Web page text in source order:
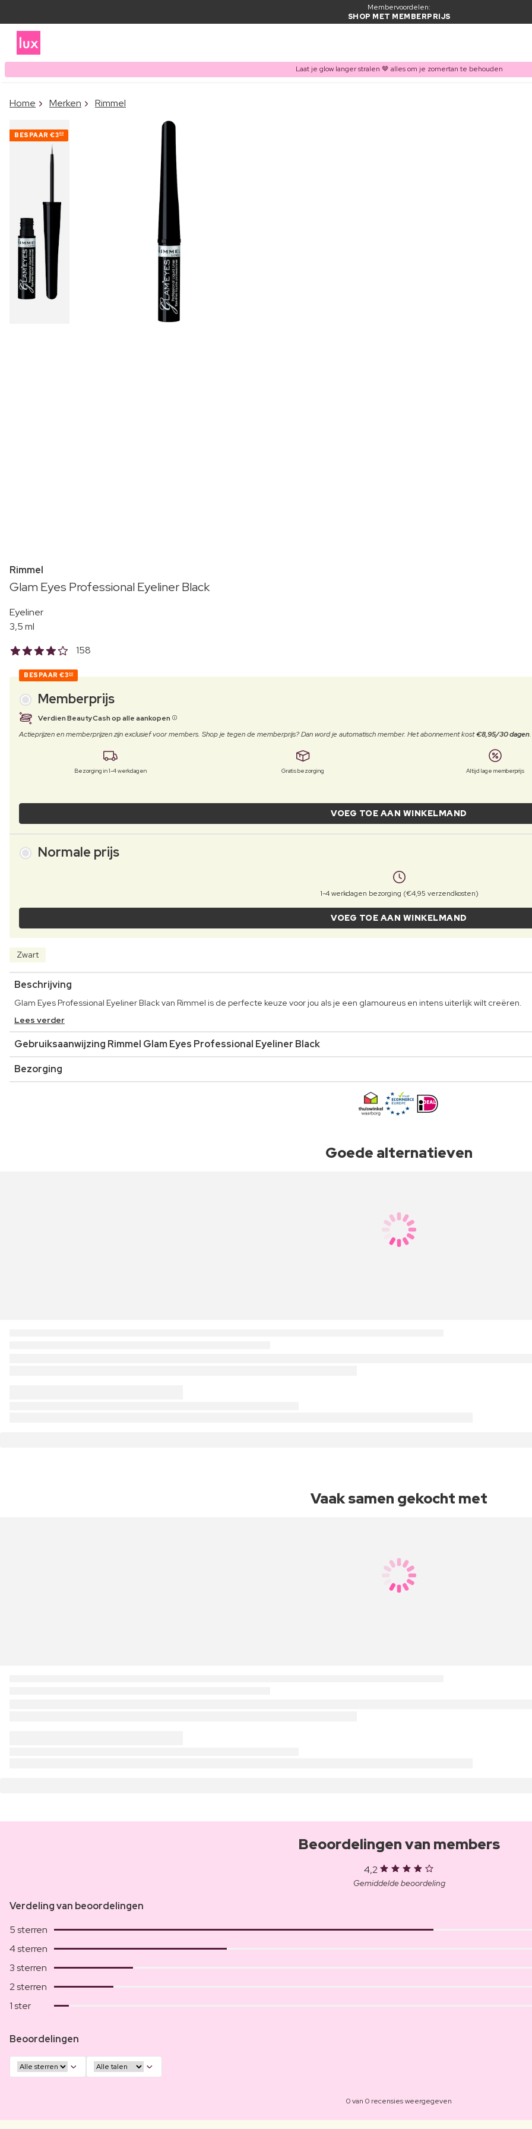
Membervoordelen:
SHOP MET MEMBERPRIJS
Laat je glow langer stralen 🤎 alles om je zomertan te behouden
Home Merken Rimmel
BESPAAR €300
Rimmel
Glam Eyes Professional Eyeliner Black
Eyeliner
3,5 ml
158
BESPAAR €300
Memberprijs
Verdien BeautyCash op alle aankopen
Actieprijzen en memberprijzen zijn exclusief voor members. Shop je tegen de memberprijs? Dan word je automatisch member. Het abonnement kost€8,95/30 dagen
Bezorging in 1-4 werkdagen Gratis bezorging Altijd lage memberprijs
VOEG TOE AAN WINKELMAND
Normale prijs
1-4 werkdagen bezorging (€4,95 verzendkosten)
VOEG TOE AAN WINKELMAND
Zwart
Beschrijving
Glam Eyes Professional Eyeliner Black van Rimmel is de perfecte keuze voor jou als je een glamoureus en intens uiterlijk wilt creëren.
Lees verder
Gebruiksaanwijzing Rimmel Glam Eyes Professional Eyeliner Black
Bezorging
Goede alternatieven
Vaak samen gekocht met
Beoordelingen van members
4,2
Gemiddelde beoordeling
Verdeling van beoordelingen
5 sterren
4 sterren
3 sterren
2 sterren
1 ster
Beoordelingen
0 van 0 recensies weergegeven